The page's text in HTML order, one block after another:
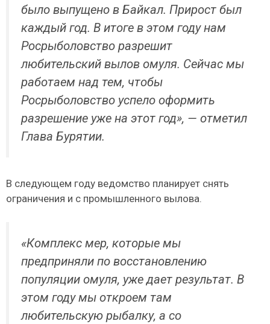
было выпущено в Байкал. Прирост был
каждый год. В итоге в этом году нам
Росрыболовство разрешит
любительский вылов омуля. Сейчас мы
работаем над тем, чтобы
Росрыболовство успело оформить
разрешение уже на этот год», — отметил
Глава Бурятии.
В следующем году ведомство планирует снять
ограничения и с промышленного вылова.
«Комплекс мер, которые мы
предприняли по восстановлению
популяции омуля, уже дает результат. В
этом году мы откроем там
любительскую рыбалку, а со